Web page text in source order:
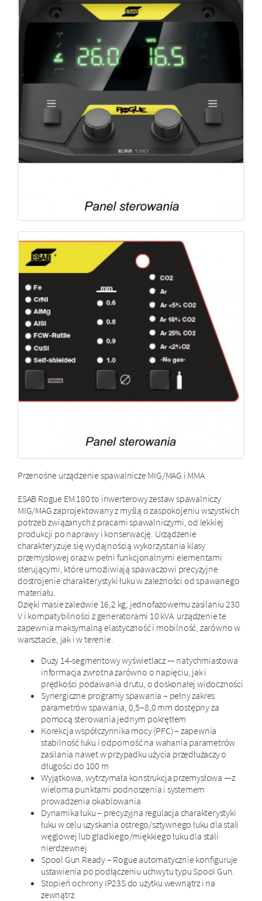
Przenośne urządzenie spawalnicze MIG/MAG i MMA
ESAB Rogue EM 180 to inwerterowy zestaw spawalniczy
MIG/MAG zaprojektowany z myślą o zaspokojeniu wszystkich
potrzeb związanych z pracami spawalniczymi, od lekkiej
produkcji po naprawy i konserwację. Urządzenie
charakteryzuje się wydajnością wykorzystania klasy
przemysłowej oraz w pełni funkcjonalnymi elementami
sterującymi, które umożliwiają spawaczowi precyzyjne
dostrojenie charakterystyki łuku w zależności od spawanego
materiału.
Dzięki masie zaledwie 16,2 kg, jednofazowemu zasilaniu 230
V i kompatybilności z generatorami 10 kVA urządzenie te
zapewnia maksymalną elastyczność i mobilność, zarówno w
warsztacie, jak i w terenie.
Duży 14-segmentowy wyświetlacz — natychmiastowa
informacja zwrotna zarówno o napięciu, jak i
prędkości podawania drutu, o doskonałej widoczności
Synergiczne programy spawania – pełny zakres
parametrów spawania, 0,5–8,0 mm dostępny za
pomocą sterowania jednym pokrętłem
Korekcja współczynnika mocy (PFC) – zapewnia
stabilność łuku i odporność na wahania parametrów
zasilania nawet w przypadku użycia przedłużaczy o
długości do 100 m
Wyjątkowa, wytrzymała konstrukcja przemysłowa —z
wieloma punktami podnoszenia i systemem
prowadzenia okablowania
Dynamika łuku – precyzyjna regulacja charakterystyki
łuku w celu uzyskania ostrego/sztywnego łuku dla stali
węglowej lub gładkiego/miękkiego łuku dla stali
nierdzewnej
Spool Gun Ready – Rogue automatycznie konfiguruje
ustawienia po podłączeniu uchwytu typu Spool Gun.
Stopień ochrony IP23S do użytku wewnątrz i na
zewnątrz